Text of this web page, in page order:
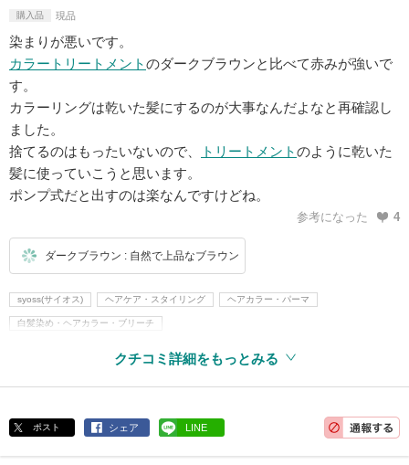
購入品 現品
染まりが悪いです。
カラートリートメントのダークブラウンと比べて赤みが強いで
す。
カラーリングは乾いた髪にするのが大事なんだよなと再確認し
ました。
捨てるのはもったいないので、
トリートメントのように乾いた
髪に使っていこうと思います。
ポンプ式だと出すのは楽なんですけどね。
参考になった 4
ダークブラウン : 自然で上品なブラウン
syoss(サイオス) ヘアケア・スタイリング ヘアカラー・パーマ
白髪染め・ヘアカラー・ブリーチ
クチコミ詳細をもっとみる
ポスト シェア LINE